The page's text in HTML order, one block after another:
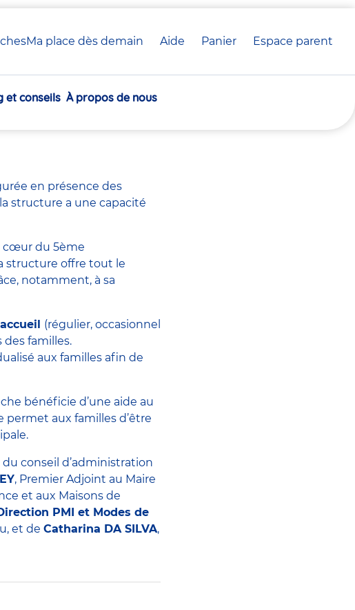
Ma place dès demain Aide Panier crèche(s)
Espace parent
et conseils À propos de nous
Lyon
en présence des
structure a une capacité
cœur du 5ème
structure offre tout le
notamment, à sa
(régulier, occasionnel
des familles.
aux familles afin de
bénéficie d’une aide au
permet aux familles d’être
du conseil d’administration
, Premier Adjoint au Maire
et aux Maisons de
PMI et Modes de
et de Catharina DA SILVA,